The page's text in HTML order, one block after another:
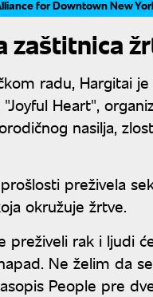
for Downtown New
zaštitnica
radu, Hargitai
Heart",
nasilja,
preživela
okružuje žrtve.
preživeli rak i ljudi
Ne želim da
People pre